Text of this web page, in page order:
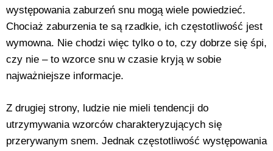
występowania zaburzeń snu mogą wiele powiedzieć.
Chociaż zaburzenia te są rzadkie, ich częstotliwość jest
wymowna. Nie chodzi więc tylko o to, czy dobrze się śpi,
czy nie – to wzorce snu w czasie kryją w sobie
najważniejsze informacje.
Z drugiej strony, ludzie nie mieli tendencji do
utrzymywania wzorców charakteryzujących się
przerywanym snem. Jednak częstotliwość występowania